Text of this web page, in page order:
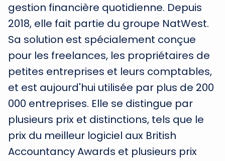
gestion financière quotidienne. Depuis
2018, elle fait partie du groupe NatWest.
Sa solution est spécialement conçue
pour les freelances, les propriétaires de
petites entreprises et leurs comptables,
et est aujourd'hui utilisée par plus de 200
000 entreprises. Elle se distingue par
plusieurs prix et distinctions, tels que le
prix du meilleur logiciel aux British
Accountancy Awards et plusieurs prix